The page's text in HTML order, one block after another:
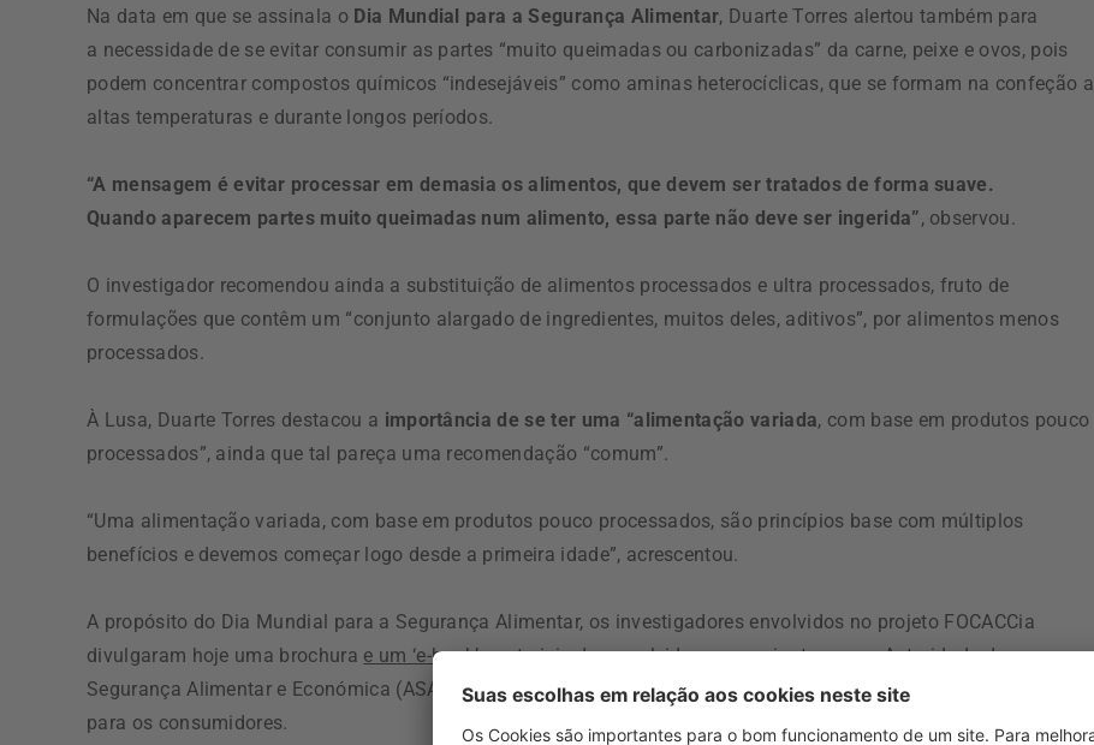
Na data em que se assinala o Dia Mundial para a Segurança Alimentar, Duarte Torres alertou também para
a necessidade de se evitar consumir as partes “muito queimadas ou carbonizadas” da carne, peixe e ovos, pois
podem concentrar compostos químicos “indesejáveis” como aminas heterocíclicas, que se formam na confeção a
altas temperaturas e durante longos períodos.
“A mensagem é evitar processar em demasia os alimentos, que devem ser tratados de forma suave.
Quando aparecem partes muito queimadas num alimento, essa parte não deve ser ingerida”, observou.
O investigador recomendou ainda a substituição de alimentos processados e ultra processados, fruto de
formulações que contêm um “conjunto alargado de ingredientes, muitos deles, aditivos”, por alimentos menos
processados.
À Lusa, Duarte Torres destacou a importância de se ter uma “alimentação variada, com base em produtos pouco
processados”, ainda que tal pareça uma recomendação “comum”.
“Uma alimentação variada, com base em produtos pouco processados, são princípios base com múltiplos
benefícios e devemos começar logo desde a primeira idade”, acrescentou.
A propósito do Dia Mundial para a Segurança Alimentar, os investigadores envolvidos no projeto FOCACCia
divulgaram hoje uma brochura e um ‘e-book’,materiais desenvolvidos em conjunto com a Autoridade de
Segurança Alimentar e Económica (ASAE) e a Direção-Geral da Saúde (DGS), que contêm dicas e recomendações
para os consumidores.